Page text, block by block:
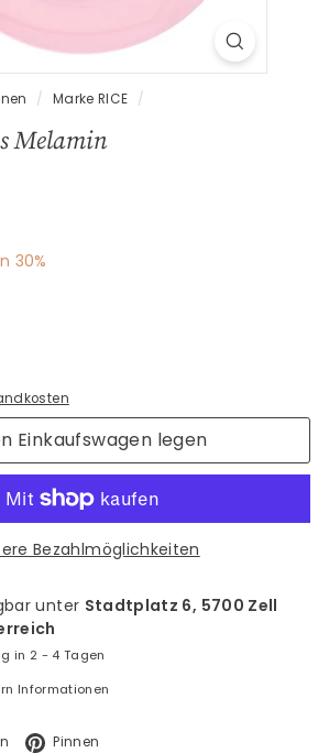
/ Marke RICE /
Melamin
30%
Einkaufswagen legen
Bezahlmöglichkeiten
unter Stadtplatz 6, 5700 Zell
in 2 - 4 Tagen
Informationen
X Pinnen